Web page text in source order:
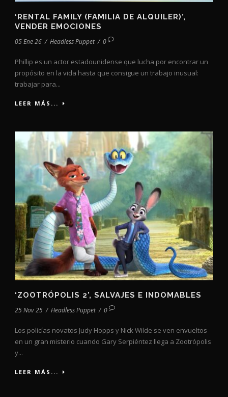
‘RENTAL FAMILY (FAMILIA DE ALQUILER)’,
VENDER EMOCIONES
05 Ene 26 / Headless Puppet / 0
Phillip es un actor estadounidense que lucha por encontrar un
propósito en la vida hasta que consigue un trabajo inusual:
trabajar para...
LEER MÁS...
‘ZOOTRÓPOLIS 2’, SALVAJES E INDOMABLES
25 Nov 25 / Headless Puppet / 0
Los policías novatos Judy Hopps y Nick Wilde se ven envueltos
en un gran misterio cuando Gary Serpiéntez llega a Zootrópolis
y...
LEER MÁS...